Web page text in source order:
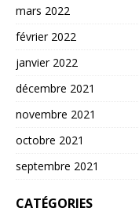
mars 2022
février 2022
janvier 2022
décembre 2021
novembre 2021
octobre 2021
septembre 2021
CATÉGORIES